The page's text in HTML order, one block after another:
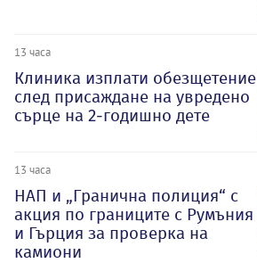
13 часа
Клиника изплати обезщетение
след присаждане на увредено
сърце на 2-годишно дете
13 часа
НАП и „Гранична полиция“ с
акция по границите с Румъния
и Гърция за проверка на
камиони